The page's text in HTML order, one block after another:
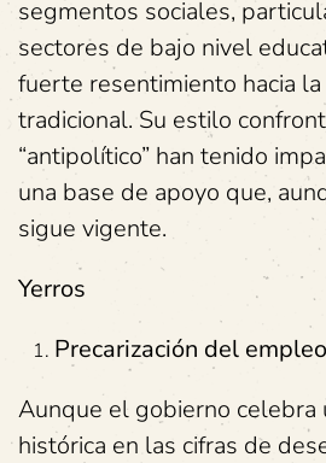
segmentos sociales,
sectores de bajo nivel
fuerte resentimiento hacia
tradicional. Su estilo
“antipolítico” han tenido
una base de apoyo que,
sigue vigente.
Yerros
Precarización del empleo
Aunque el gobierno celebra
histórica en las cifras de